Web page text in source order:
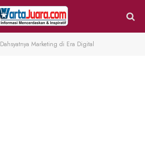
Dahsyatnya Marketing di Era Digital